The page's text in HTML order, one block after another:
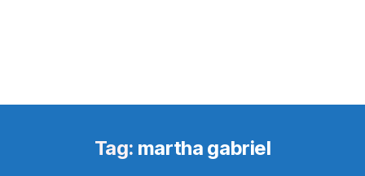
Tag: martha gabriel